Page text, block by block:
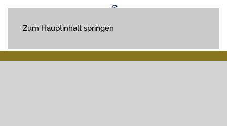
Zum Hauptinhalt springen